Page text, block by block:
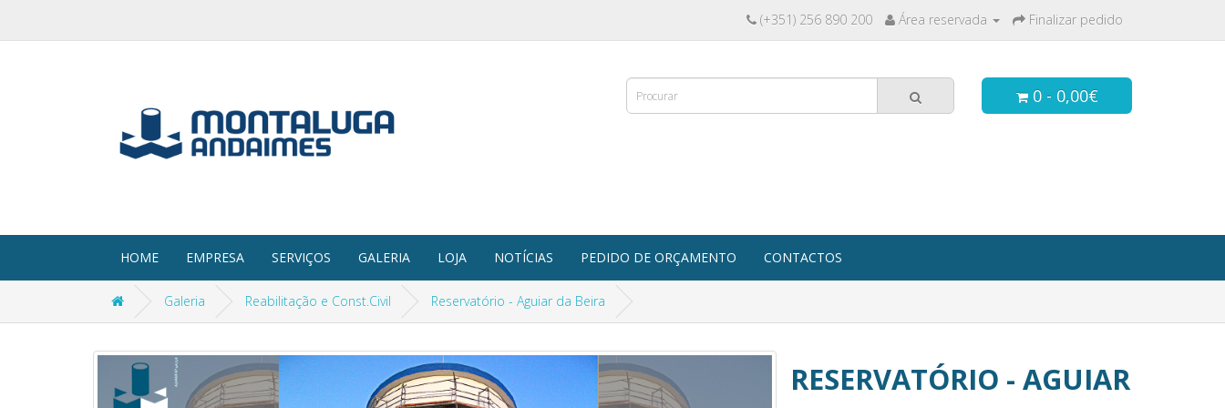
(+351) 256 890 200 Área reservada Finalizar pedido
0 - 0,00€
HOME EMPRESA SERVIÇOS GALERIA LOJA NOTÍCIAS PEDIDO DE ORÇAMENTO CONTACTOS
Galeria Reabilitação e Const.Civil Reservatório - Aguiar da Beira
RESERVATÓRIO - AGUIAR